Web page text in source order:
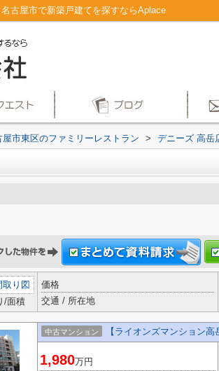
古屋市で新築戸建てを探すならAplace
屋市東区のファミリーレストラン > デニーズ 高岳
取り図
/面積
価格
交通 / 所在地
中古マンション 【ライオンズマンション
1,980万円